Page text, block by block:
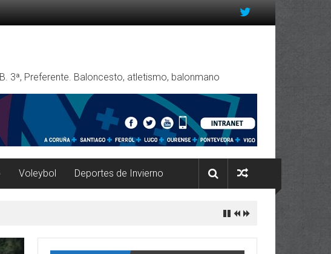
3ª, Preferente. Baloncesto, atletismo, balonmano
Voleybol Deportes de Invierno